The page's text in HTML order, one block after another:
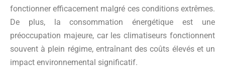
fonctionner efficacement malgré ces conditions extrêmes.
De plus, la consommation énergétique est une
préoccupation majeure, car les climatiseurs fonctionnent
souvent à plein régime, entraînant des coûts élevés et un
impact environnemental significatif.